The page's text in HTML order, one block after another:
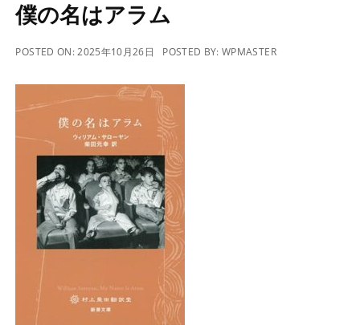
僕の名はアラム
POSTED ON:2025年10月26日 POSTED BY:WPMASTER